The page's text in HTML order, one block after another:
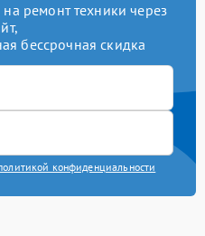
ремонт техники через
бессрочная скидка
конфиденциальности